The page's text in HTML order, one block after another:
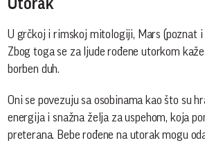
Utorak
U grčkoj i rimskoj mitologiji, Mars (poznat i
Zbog toga se za ljude rođene utorkom
borben duh.
Oni se povezuju sa osobinama kao što su
energija i snažna želja za uspehom, koja
preterana. Bebe rođene na utorak mogu